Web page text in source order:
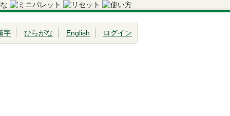
字 ひらがな English ログイン